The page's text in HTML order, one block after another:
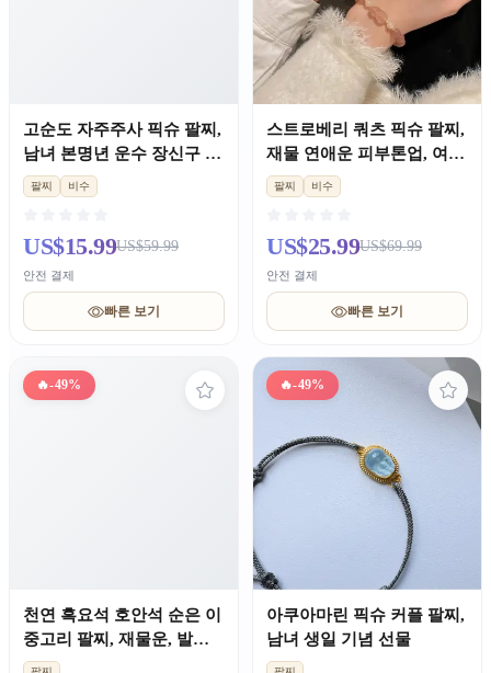
고순도 자주주사 픽슈 팔찌,
남녀 본명년 운수 장신구 선
물팔찌 비수
US$15.99US$59.99
안전 결제
빠른 보기
스트로베리 쿼츠 픽슈 팔찌,
재물 연애운 피부톤업, 여성
커플 선물
팔찌 비수
US$25.99US$69.99
안전 결제
빠른 보기
🔥-49%
천연 흑요석 호안석 순은 이
중고리 팔찌, 재물운, 발렌
타인 남자친구 선물
🔥-49%
아쿠아마린 픽슈 커플 팔찌,
남녀 생일 기념 선물